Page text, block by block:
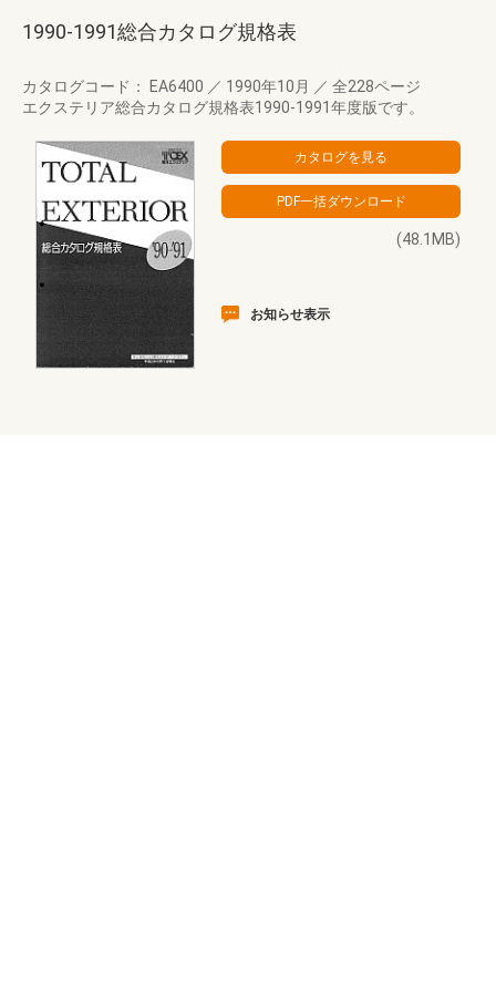
1990-1991総合カタログ規格表
カタログコード： EA6400 ／ 1990年10月 ／ 全228ページ
エクステリア総合カタログ規格表1990-1991年度版です。
(48.1MB)
お知らせ表示